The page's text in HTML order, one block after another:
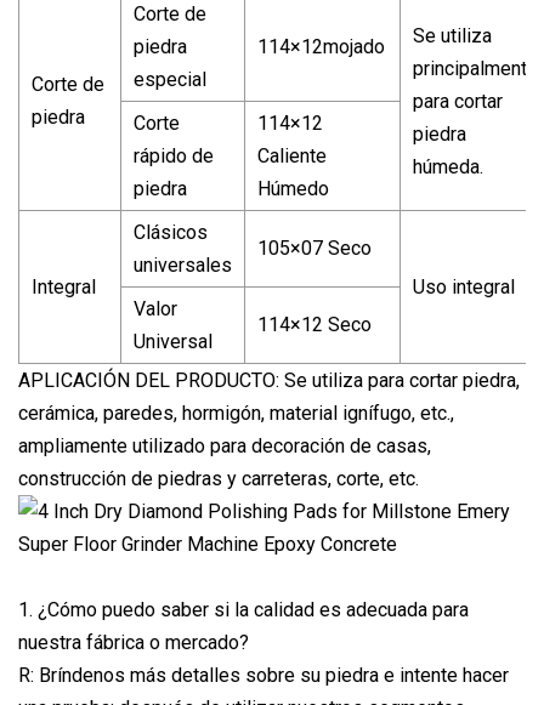
Corte de
piedra
Corte de
piedra
especial
114×12mojado
Se utiliza
principalmente
para cortar
piedra
húmeda.
Corte
rápido de
piedra
114×12
Caliente
Húmedo
Integral
Clásicos
universales
105×07 Seco
Uso integral
Valor
Universal
114×12 Seco
APLICACIÓN DEL PRODUCTO: Se utiliza para cortar piedra,
cerámica, paredes, hormigón, material ignífugo, etc.,
ampliamente utilizado para decoración de casas,
construcción de piedras y carreteras, corte, etc.
1. ¿Cómo puedo saber si la calidad es adecuada para
nuestra fábrica o mercado?
R: Bríndenos más detalles sobre su piedra e intente hacer